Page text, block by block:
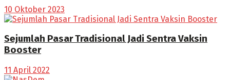
10 Oktober 2023
Sejumlah Pasar Tradisional Jadi Sentra Vaksin
Booster
11 April 2022